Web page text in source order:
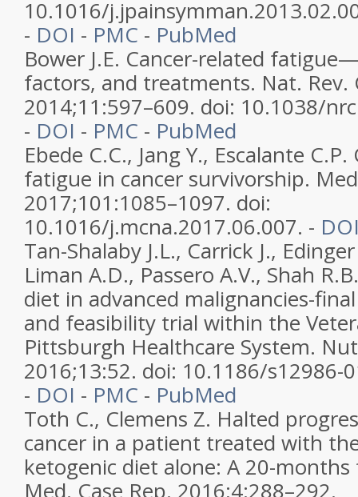
10.1016/
- DOI - PMC - PubMed
Bower J.E. Cancer-related
factors, and treatments. Nat. Rev.
2014;11:597–609. doi: 10.1038/
- DOI - PMC - PubMed
Ebede C.C., Jang Y., Escalante
fatigue in cancer survivorship.
2017;101:1085–1097. doi:
10.1016/j.mcna.2017.06.007. -
Tan-Shalaby J.L., Carrick J.,
Liman A.D., Passero A.V., Shah
diet in advanced malignancies-
and feasibility trial within the
Pittsburgh Healthcare System.
2016;13:52. doi: 10.1186/s12986-
- DOI - PMC - PubMed
Toth C., Clemens Z. Halted
cancer in a patient treated with
ketogenic diet alone: A 20-months
Med. Case Rep. 2016;4:288–292.